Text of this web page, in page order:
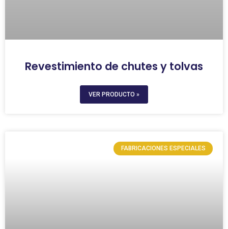
Revestimiento de chutes y tolvas
VER PRODUCTO »
FABRICACIONES ESPECIALES